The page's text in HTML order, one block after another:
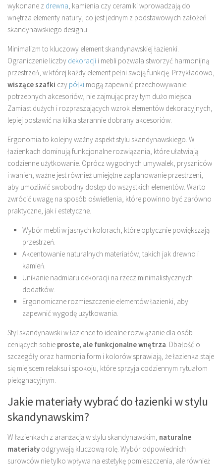
wykonane z drewna , kamienia czy ceramiki wprowadzają do
wnętrza elementy natury, co jest jednym z podstawowych założeń
skandynawskiego designu.
Minimalizm to kluczowy element skandynawskiej łazienki.
Ograniczenie liczby dekoracji i mebli pozwala stworzyć harmonijną
przestrzeń, w której każdy element pełni swoją funkcję. Przykładowo,
wiszące szafki czy półki mogą zapewnić przechowywanie
potrzebnych akcesoriów, nie zajmując przy tym dużo miejsca.
Zamiast dużych i rozpraszających wzrok elementów dekoracyjnych,
lepiej postawić na kilka starannie dobrany akcesoriów.
Ergonomia to kolejny ważny aspekt stylu skandynawskiego. W
łazienkach dominują funkcjonalne rozwiązania, które ułatwiają
codzienne użytkowanie. Oprócz wygodnych umywalek, pryszniców
i wanien, ważne jest również umiejętne zaplanowanie przestrzeni,
aby umożliwić swobodny dostęp do wszystkich elementów. Warto
zwrócić uwagę na sposób oświetlenia, które powinno być zarówno
praktyczne, jak i estetyczne.
Wybór mebli w jasnych kolorach, które optycznie powiększają
przestrzeń.
Akcentowanie naturalnych materiałów, takich jak drewno i
kamień.
Unikanie nadmiaru dekoracji na rzecz minimalistycznych
dodatków.
Ergonomiczne rozmieszczenie elementów łazienki, aby
zapewnić wygodę użytkowania.
Styl skandynawski w łazience to idealne rozwiązanie dla osób
ceniących sobie proste, ale funkcjonalne wnętrza . Dbałość o
szczegóły oraz harmonia form i kolorów sprawiają, że łazienka staje
się miejscem relaksu i spokoju, które sprzyja codziennym rytuałom
pielęgnacyjnym.
Jakie materiały wybrać do łazienki w stylu
skandynawskim?
W łazienkach z aranżacją w stylu skandynawskim, naturalne
materiały odgrywają kluczową rolę. Wybór odpowiednich
surowców nie tylko wpływa na estetykę pomieszczenia, ale również